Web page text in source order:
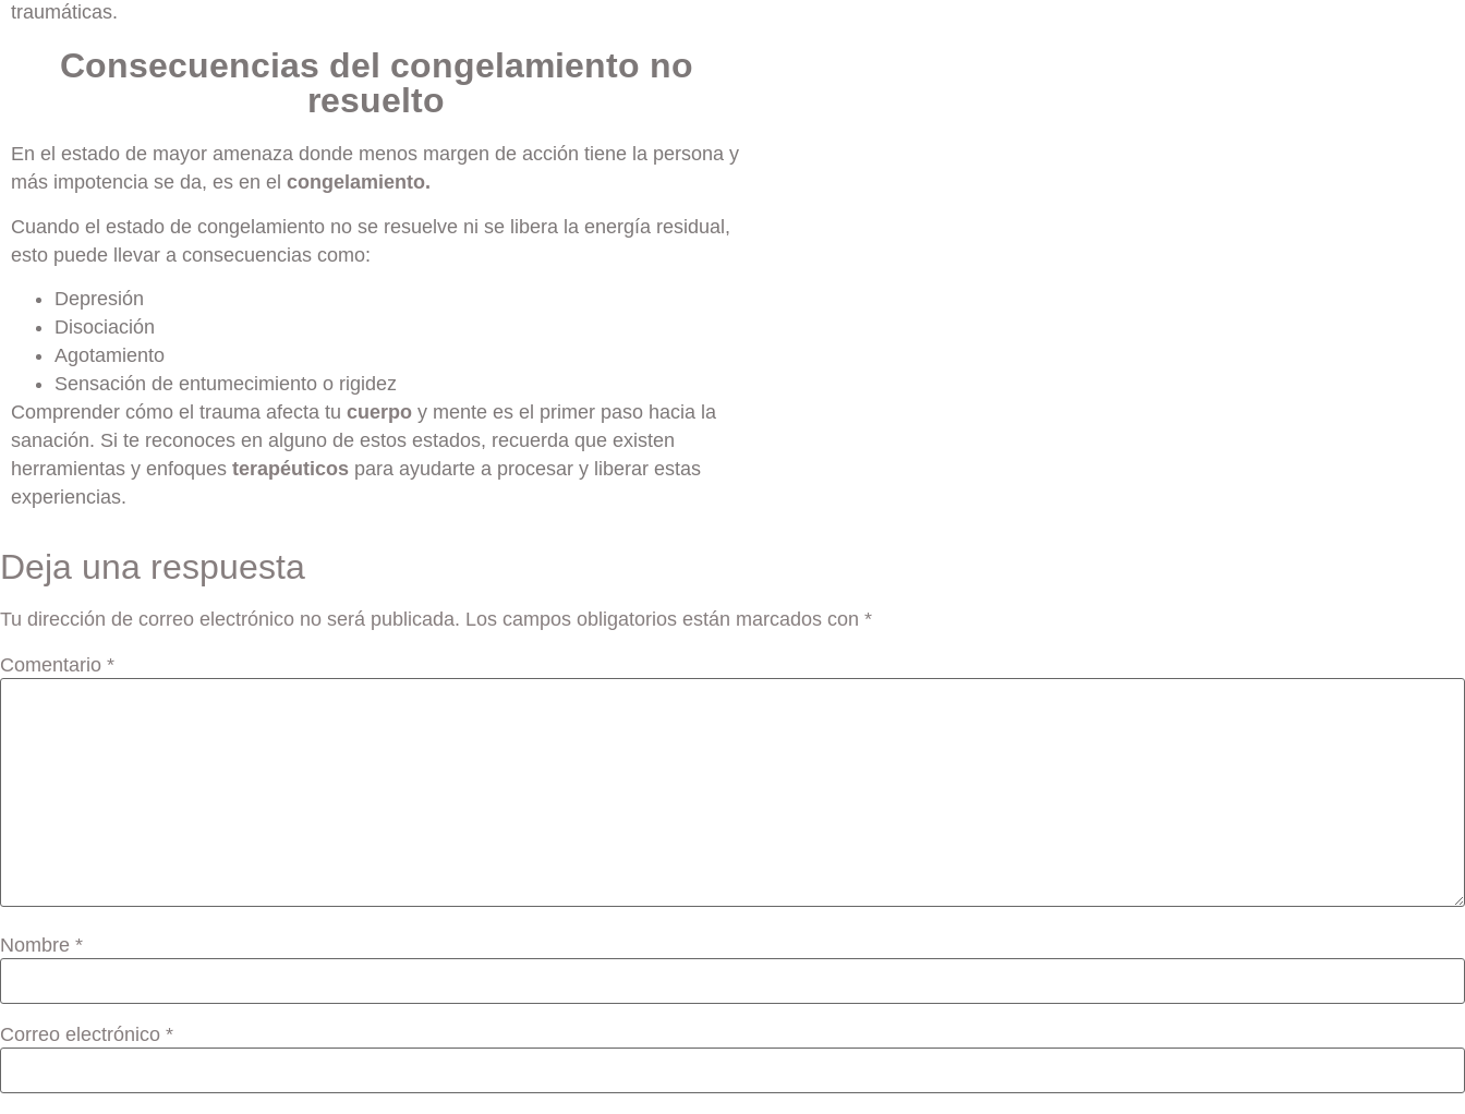
traumáticas.
Consecuencias del congelamiento no
resuelto
En el estado de mayor amenaza donde menos margen de acción tiene la persona y
más impotencia se da, es en el congelamiento.
Cuando el estado de congelamiento no se resuelve ni se libera la energía residual,
esto puede llevar a consecuencias como:
Depresión
Disociación
Agotamiento
Sensación de entumecimiento o rigidez
Comprender cómo el trauma afecta tu cuerpo y mente es el primer paso hacia la
sanación. Si te reconoces en alguno de estos estados, recuerda que existen
herramientas y enfoques terapéuticos para ayudarte a procesar y liberar estas
experiencias.
Deja una respuesta
Tu dirección de correo electrónico no será publicada. Los campos obligatorios están marcados con *
Comentario *
Nombre *
Correo electrónico *